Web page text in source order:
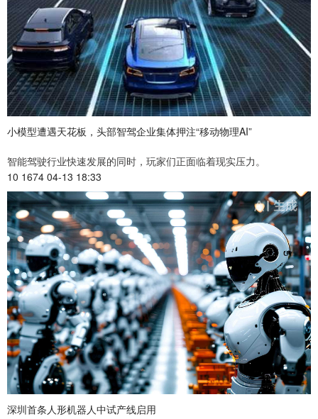
小模型遭遇天花板，头部智驾企业集体押注“移动物理AI”
智能驾驶行业快速发展的同时，玩家们正面临着现实压力。
10 1674 04-13 18:33
深圳首条人形机器人中试产线启用